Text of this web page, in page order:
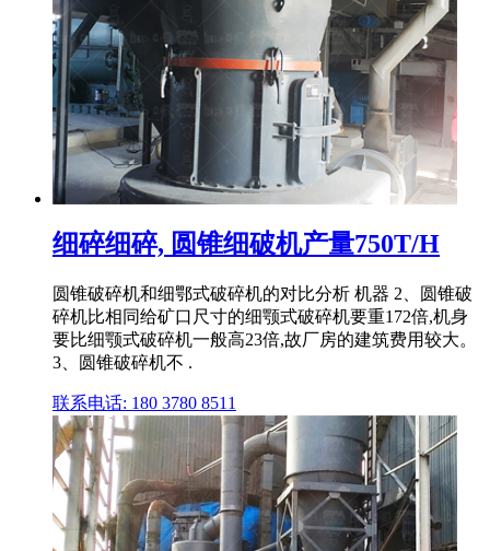
细碎细碎, 圆锥细破机产量750T/H
圆锥破碎机和细鄂式破碎机的对比分析 机器 2、圆锥破
碎机比相同给矿口尺寸的细颚式破碎机要重172倍,机身
要比细颚式破碎机一般高23倍,故厂房的建筑费用较大。
3、圆锥破碎机不 .
联系电话: 180 3780 8511